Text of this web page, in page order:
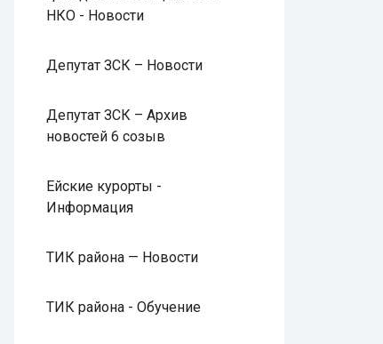
НКО - Новости
Депутат ЗСК – Новости
Депутат ЗСК – Архив
новостей 6 созыв
Ейские курорты -
Информация
ТИК района — Новости
ТИК района - Обучение